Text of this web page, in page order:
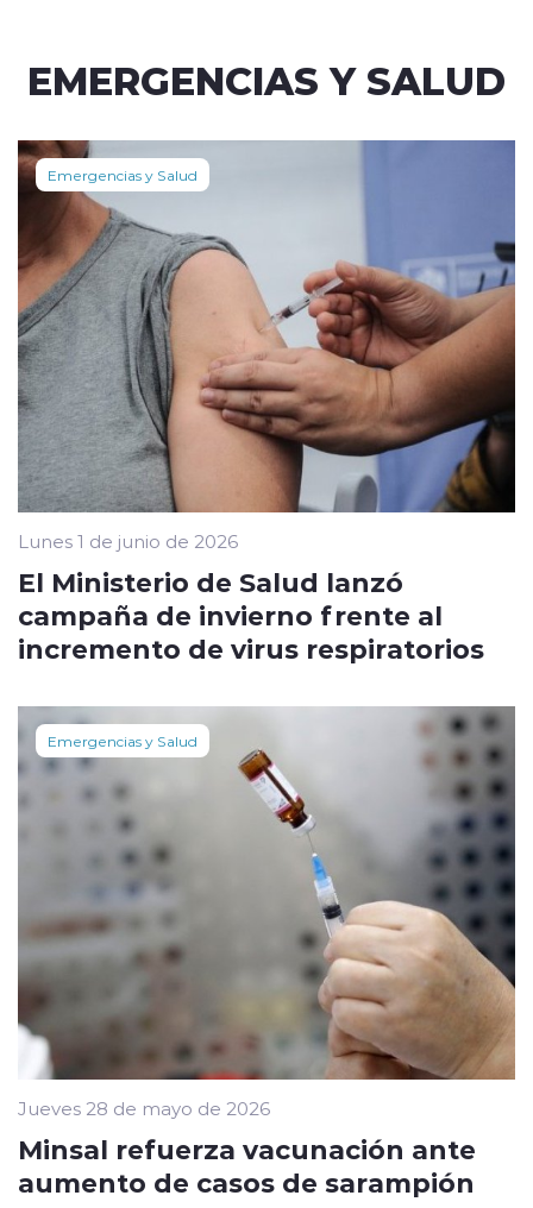
EMERGENCIAS Y SALUD
Emergencias y Salud
Lunes 1 de junio de 2026
El Ministerio de Salud lanzó
campaña de invierno frente al
incremento de virus respiratorios
Emergencias y Salud
Jueves 28 de mayo de 2026
Minsal refuerza vacunación ante
aumento de casos de sarampión